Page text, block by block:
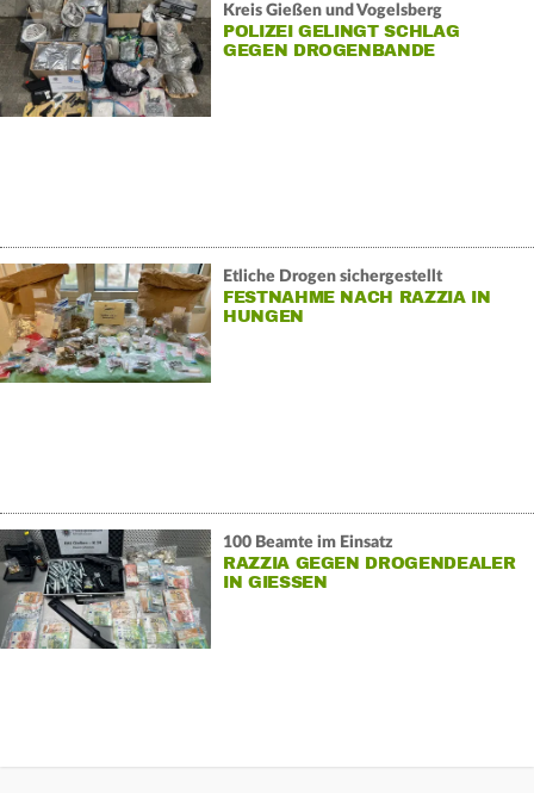
Kreis Gießen und Vogelsberg
POLIZEI GELINGT SCHLAG
GEGEN DROGENBANDE
Etliche Drogen sichergestellt
FESTNAHME NACH RAZZIA IN
HUNGEN
100 Beamte im Einsatz
RAZZIA GEGEN DROGENDEALER
IN GIESSEN